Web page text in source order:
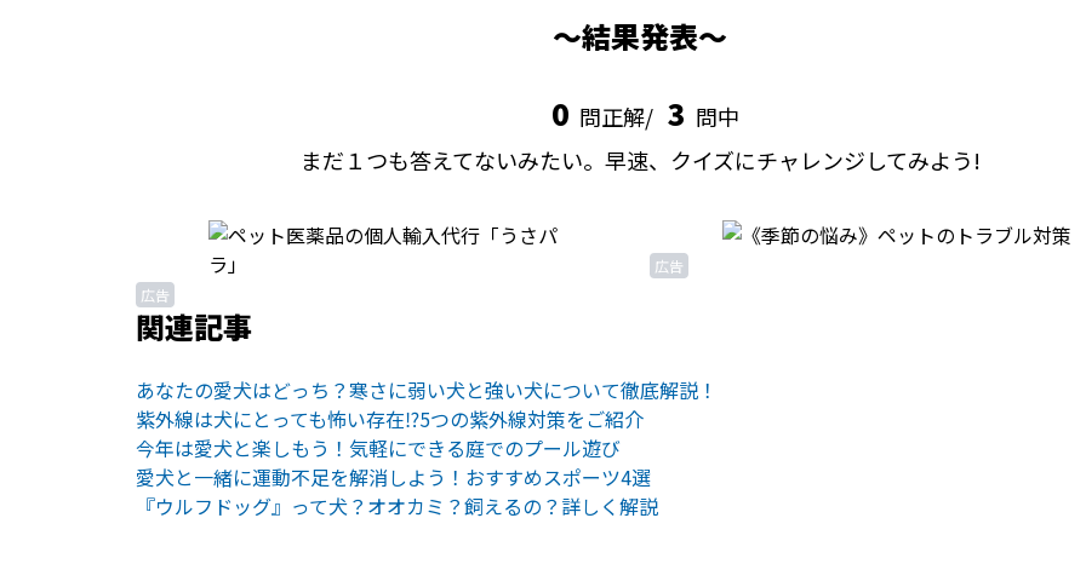
結果発表
0 問正解/ 3 問中
まだ１つも答えてないみたい。早速、クイズにチャレンジしてみよう!
広告
広告
関連記事
あなたの愛犬はどっち？寒さに弱い犬と強い犬について徹底解説！
紫外線は犬にとっても怖い存在⁉︎5つの紫外線対策をご紹介
今年は愛犬と楽しもう！気軽にできる庭でのプール遊び
愛犬と一緒に運動不足を解消しよう！おすすめスポーツ4選
『ウルフドッグ』って犬？オオカミ？飼えるの？詳しく解説